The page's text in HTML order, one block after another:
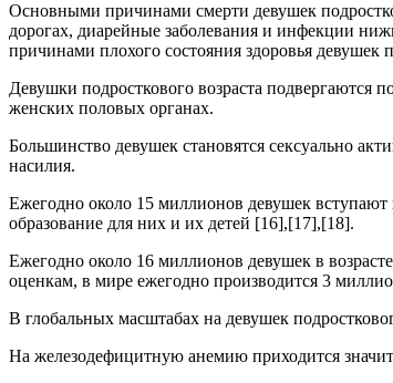
Основными причинами смерти девушек
дорогах, диарейные заболевания и инфекции
причинами плохого состояния здоровья девушек
Девушки подросткового возраста подвергаются
женских половых органах.
Большинство девушек становятся сексуально
насилия.
Ежегодно около 15 миллионов девушек вступают
образование для них и их детей [16],[17],[18].
Ежегодно около 16 миллионов девушек в
оценкам, в мире ежегодно производится 3
В глобальных масштабах на девушек
На железодефицитную анемию приходится